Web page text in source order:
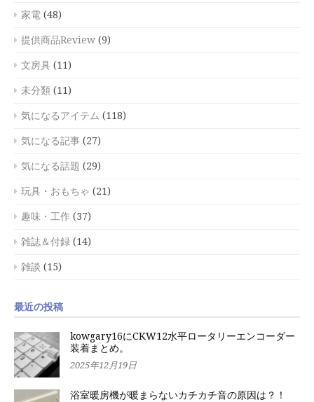
家電 (48)
提供商品Review (9)
文房具 (11)
未分類 (11)
気になるアイテム (118)
気になる記事 (27)
気になる話題 (29)
玩具・おもちゃ (21)
趣味・工作 (37)
雑誌＆付録 (14)
雑談 (15)
最近の投稿
kowgary16にCKW12水平ロータリーエンコーダー
装着まとめ。
2025年12月19日
浴室暖房機が暖まらないカチカチ音の原因は？！